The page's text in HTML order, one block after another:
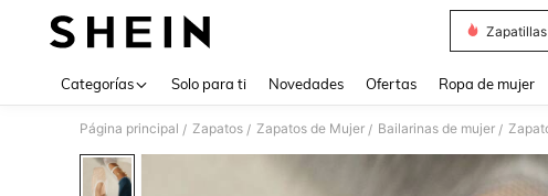
Zapatillas
Categorías Solo para ti Novedades Ofertas Ropa de mujer
Página principal / Zapatos / Zapatos de Mujer / Bailarinas de mujer /